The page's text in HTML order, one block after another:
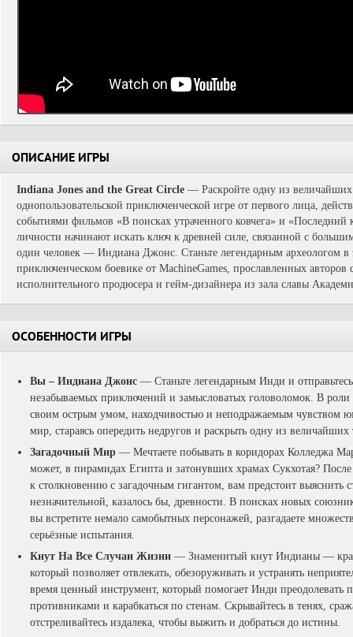
ОПИСАНИЕ ИГРЫ
Indiana Jones and the Great Circle — Раскройте одну из
однопользовательской приключенческой игре от первого лица,
событиями фильмов «В поисках утраченного ковчега» и
личности начинают искать ключ к древней силе, связанной с
один человек — Индиана Джонс. Станьте легендарным археологом в
приключенческом боевике от MachineGames, прославленных
исполнительного продюсера и гейм-дизайнера из зала славы
ОСОБЕННОСТИ ИГРЫ
Вы – Индиана Джонс — Станьте легендарным Инди и
незабываемых приключений и замысловатых головоломок. В роли
своим острым умом, находчивостью и неподражаемым чувством
мир, стараясь опередить недругов и раскрыть одну из величайших
Загадочный Мир — Мечтаете побывать в коридорах Колледжа
может, в пирамидах Египта и затонувших храмах Сукхотая?
к столкновению с загадочным гигантом, вам предстоит выяснить
незначительной, казалось бы, древности. В поисках новых
вы встретите немало самобытных персонажей, разгадаете
серьёзные испытания.
Кнут На Все Случаи Жизни — Знаменитый кнут Индианы —
который позволяет отвлекать, обезоруживать и устранять
время ценный инструмент, который помогает Инди преодолевать
противниками и карабкаться по стенам. Скрывайтесь в тенях,
отстреливайтесь издалека, чтобы выжить и добраться до истины.